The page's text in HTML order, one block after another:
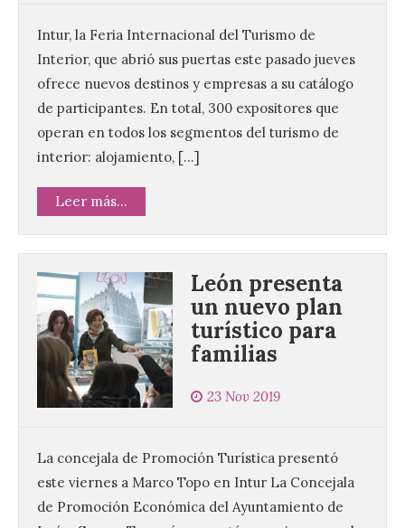
Intur, la Feria Internacional del Turismo de
Interior, que abrió sus puertas este pasado jueves
ofrece nuevos destinos y empresas a su catálogo
de participantes. En total, 300 expositores que
operan en todos los segmentos del turismo de
interior: alojamiento, […]
Leer más...
León presenta
un nuevo plan
turístico para
familias
23 Nov 2019
La concejala de Promoción Turística presentó
este viernes a Marco Topo en Intur La Concejala
de Promoción Económica del Ayuntamiento de